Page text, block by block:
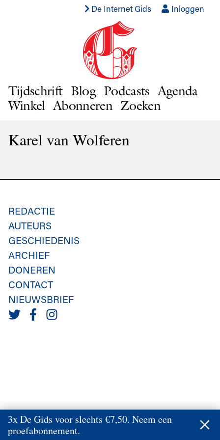
De Internet Gids Inloggen
Tijdschrift Blog Podcasts Agenda
Winkel Abonneren Zoeken
Karel van Wolferen
REDACTIE
AUTEURS
GESCHIEDENIS
ARCHIEF
DONEREN
CONTACT
NIEUWSBRIEF
3x De Gids voor slechts €7,50. Neem een
proefabonnement.